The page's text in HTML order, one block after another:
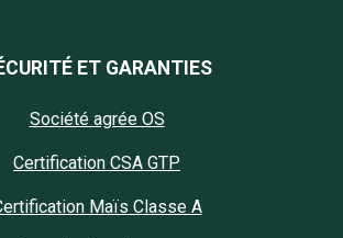
ET GARANTIES
Société agrée OS
Certification CSA GTP
Maïs Classe A